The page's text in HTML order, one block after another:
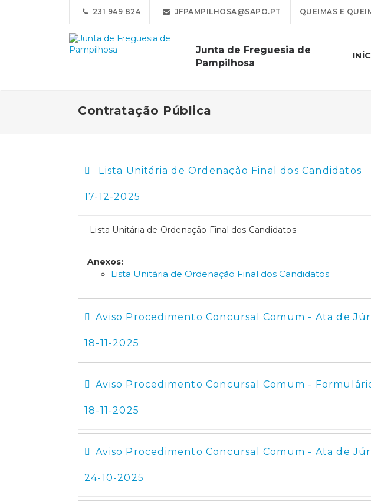
231 949 824 JFPAMPILHOSA@SAPO.PT QUEIMAS E
Junta de Freguesia de
Pampilhosa
Contratação Pública
Lista Unitária de Ordenação Final dos Candidatos
17-12-2025
Lista Unitária de Ordenação Final dos Candidatos
Anexos:
Lista Unitária de Ordenação Final dos Candidatos
Aviso Procedimento Concursal Comum - Ata de
18-11-2025
Aviso Procedimento Concursal Comum -
18-11-2025
Aviso Procedimento Concursal Comum - Ata de
24-10-2025